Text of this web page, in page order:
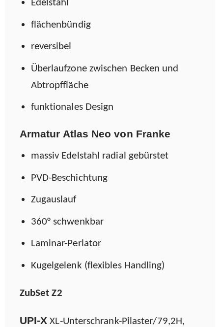
Edelstahl
flächenbündig
reversibel
Überlaufzone zwischen Becken und
Abtropffläche
funktionales Design
Armatur Atlas Neo von Franke
massiv Edelstahl radial gebürstet
PVD-Beschichtung
Zugauslauf
360° schwenkbar
Laminar-Perlator
Kugelgelenk (flexibles Handling)
ZubSet Z2
UPI-X XL-Unterschrank-Pilaster/79,2H,